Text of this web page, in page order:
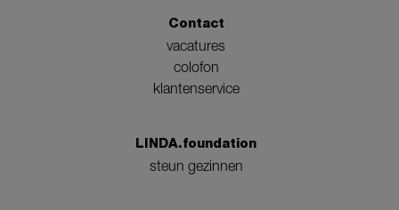
Contact
vacatures
colofon
klantenservice
LINDA.foundation
steun gezinnen